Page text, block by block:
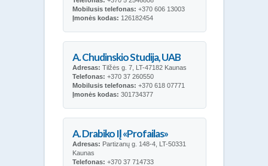
Mobilusis telefonas: +370 606 13003
Įmonės kodas: 126182454
A. Chudinskio Studija, UAB
Adresas: Tilžės g. 7, LT-47182 Kaunas
Telefonas: +370 37 260550
Mobilusis telefonas: +370 618 07771
Įmonės kodas: 301734377
A. Drabiko IĮ «Profailas»
Adresas: Partizanų g. 148-4, LT-50331
Kaunas
Telefonas: +370 37 714733